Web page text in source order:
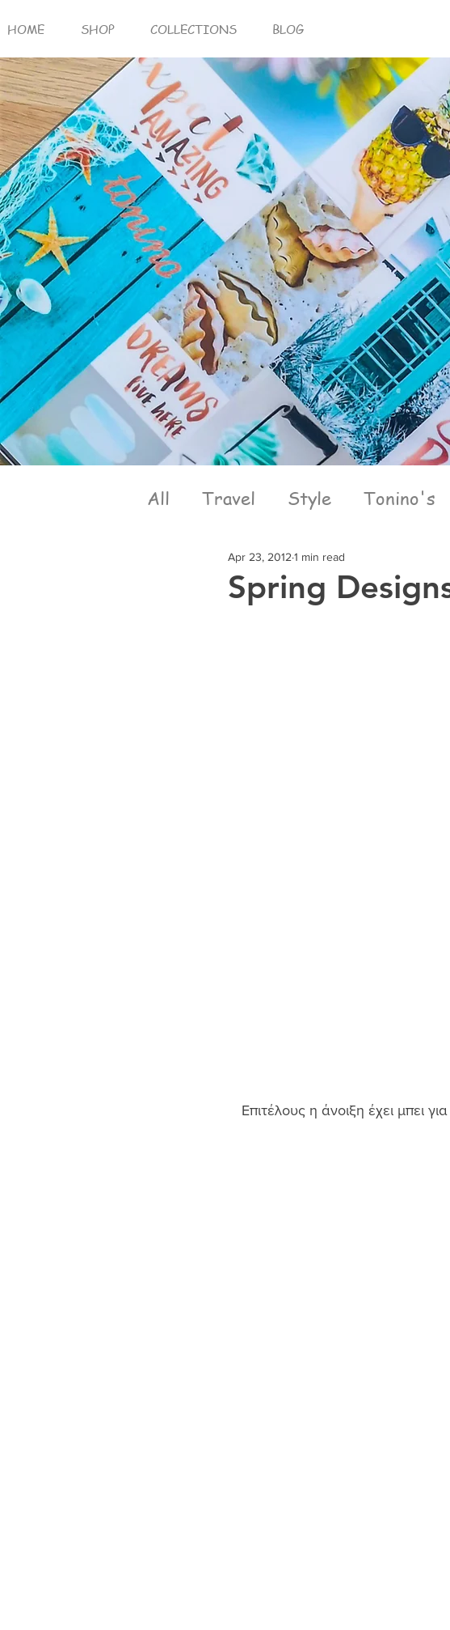
HOME SHOP COLLECTIONS BLOG
All Travel Style Tonino's
Spring
Apr 23, 2012 1 min read
Επιτέλους η άνοιξη έχει μπει